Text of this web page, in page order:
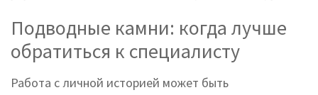
Подводные камни: когда лучше
обратиться к специалисту
Работа с личной историей может быть